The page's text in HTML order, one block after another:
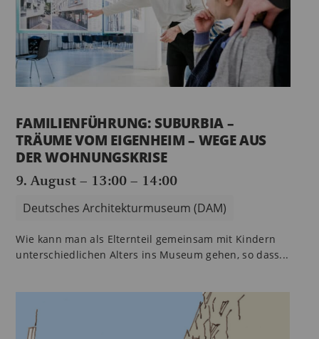
FAMILIENFÜHRUNG: SUBURBIA –
TRÄUME VOM EIGENHEIM – WEGE AUS
DER WOHNUNGSKRISE
9. August – 13:00– 14:00
Deutsches Architekturmuseum (DAM)
Wie kann man als Elternteil gemeinsam mit Kindern
unterschiedlichen Alters ins Museum gehen, so dass...